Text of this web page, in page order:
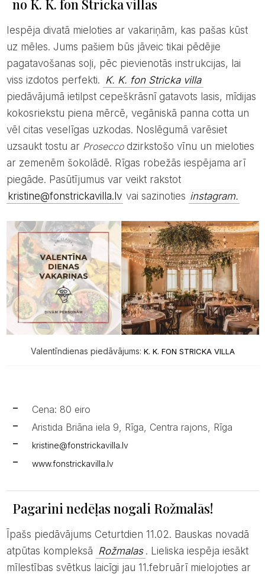
no K. K. fon Stricka villas
Iespēja divatā mieloties ar vakariņām, kas pašas kūst
uz mēles. Jums pašiem būs jāveic tikai pēdējie
pagatavošanas soļi, pēc pievienotās instrukcijas, lai
viss izdotos perfekti. K. K. fon Stricka villa
piedāvājumā ietilpst cepeškrāsnī gatavots lasis, mīdijas
kokosriekstu piena mērcē, vegāniskā panna cotta un
vēl citas veselīgas uzkodas. Noslēgumā varēsiet
uzsaukt tostu ar Proseccodzirkstošo vīnu un mieloties
ar zemenēm šokolādē. Rīgas robežās iespējama arī
piegāde. Pasūtījumus var veikt rakstot
kristine@fonstrickavilla.lv vai sazinoties instagram.
Valentīndienas piedāvājums: K. K. FON STRICKA VILLA
Cena: 80 eiro
Aristida Briāna iela 9, Rīga, Centra rajons, Rīga
kristine@fonstrickavilla.lv
www.fonstrickavilla.lv
Pagarini nedēļas nogali Rožmalās!
Īpašs piedāvājums Ceturtdien 11.02. Bauskas novadā
atpūtas kompleksā Rožmalas . Lieliska iespēja iesākt
mīlestības svētkus laicīgi jau 11.februārī mielojoties ar